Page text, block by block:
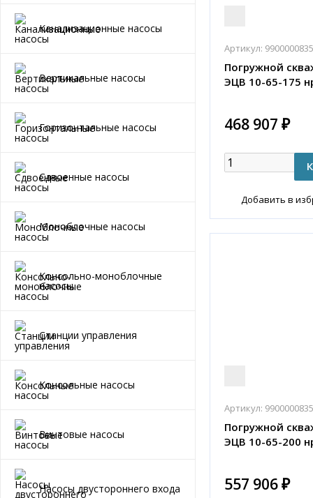
Канализационные насосы
Вертикальные насосы
Горизонтальные насосы
Сдвоенные насосы
Моноблочные насосы
Консольно-моноблочные
насосы
Станции управления
Консольные насосы
Винтовые насосы
Насосы двустороннего входа
Артикул:
Погружной
ЭЦВ 10-65-175
468 907 ₽
Добавить в
Артикул:
Погружной
ЭЦВ 10-65-200
557 906 ₽